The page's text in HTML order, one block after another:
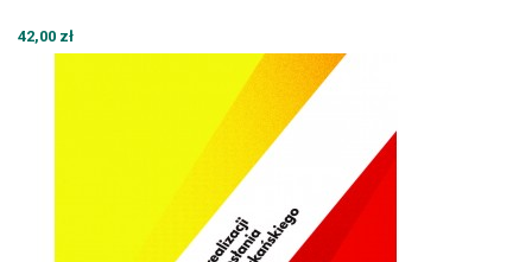
42,00 zł